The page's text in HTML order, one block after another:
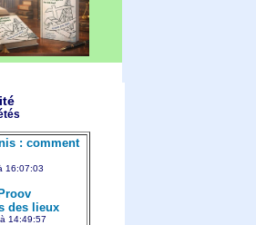
: comment
16:07:03
des lieux
14:49:57